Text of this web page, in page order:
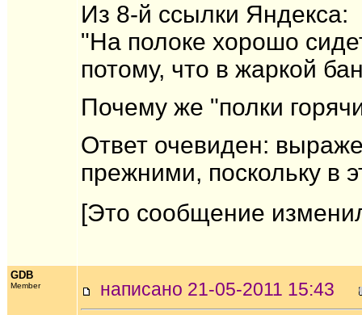
Из 8-й ссылки Яндекса:
"На полоке хорошо
потому, что в жаркой
Почему же "полки
Ответ очевиден:
прежними, поскольку в
[Это сообщение
GDB
Member написано 21-05-2011 15:43